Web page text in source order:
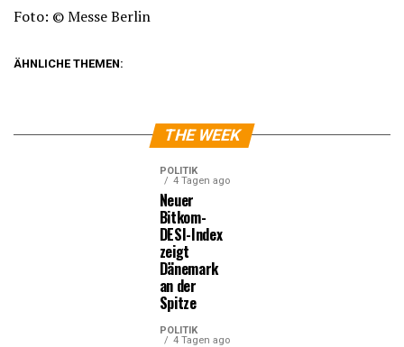
Foto: © Messe Berlin
ÄHNLICHE THEMEN:
THE WEEK
POLITIK
4 Tagen ago
Neuer
Bitkom-
DESI-Index
zeigt
Dänemark
an der
Spitze
POLITIK
4 Tagen ago